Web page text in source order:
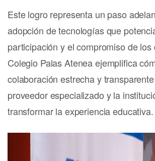
Este logro representa un paso
adopción de tecnologías que
participación y el compromiso de los
Colegio Palas Atenea ejemplifica
colaboración estrecha y
proveedor especializado y la
transformar la experiencia educativa.